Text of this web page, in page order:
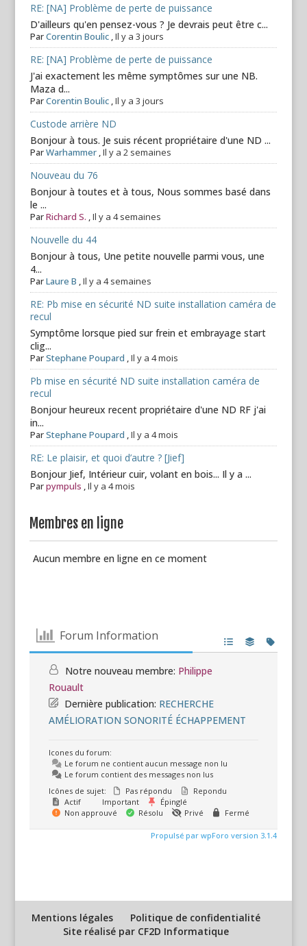
RE: [NA] Problème de perte de puissance
D'ailleurs qu'en pensez-vous ? Je devrais peut être c...
ParCorentin Boulic, Il y a 3 jours
RE: [NA] Problème de perte de puissance
J'ai exactement les même symptômes sur une NB.
Maza d...
ParCorentin Boulic, Il y a 3 jours
Custode arrière ND
Bonjour à tous. Je suis récent propriétaire d'une ND ...
ParWarhammer, Il y a 2 semaines
Nouveau du 76
Bonjour à toutes et à tous, Nous sommes basé dans
le ...
ParRichard S. Il y a 4 semaines
Nouvelle du 44
Bonjour à tous, Une petite nouvelle parmi vous, une
4...
ParLaure B Il y a 4 semaines
RE: Pb mise en sécurité ND suite installation caméra de
recul
Symptôme lorsque pied sur frein et embrayage start
clig...
ParStephane Poupard Il y a 4 mois
Pb mise en sécurité ND suite installation caméra de
recul
Bonjour heureux recent propriétaire d'une ND RF j'ai
in...
ParStephane Poupard Il y a 4 mois
RE: Le plaisir, et quoi d’autre ? [Jief]
Bonjour Jief, Intérieur cuir, volant en bois... Il y a ...
Parpympuls Il y a 4 mois
Membres en ligne
Aucun membre en ligne en ce moment
Forum Information
Notre nouveau membre: Philippe
Rouault
Dernière publication: RECHERCHE
AMÉLIORATION SONORITÉ ÉCHAPPEMENT
Icones du forum:
Le forum ne contient aucun message non lu
Le forum contient des messages non lus
Icônes de sujet:
Pas répondu
Repondu
Actif
Important
Épinglé
Non approuvé
Résolu Privé Fermé
Propulsé par wpForo version 3.1.4
Mentions légales
Politique de confidentialité
Site réalisé par CF2D Informatique